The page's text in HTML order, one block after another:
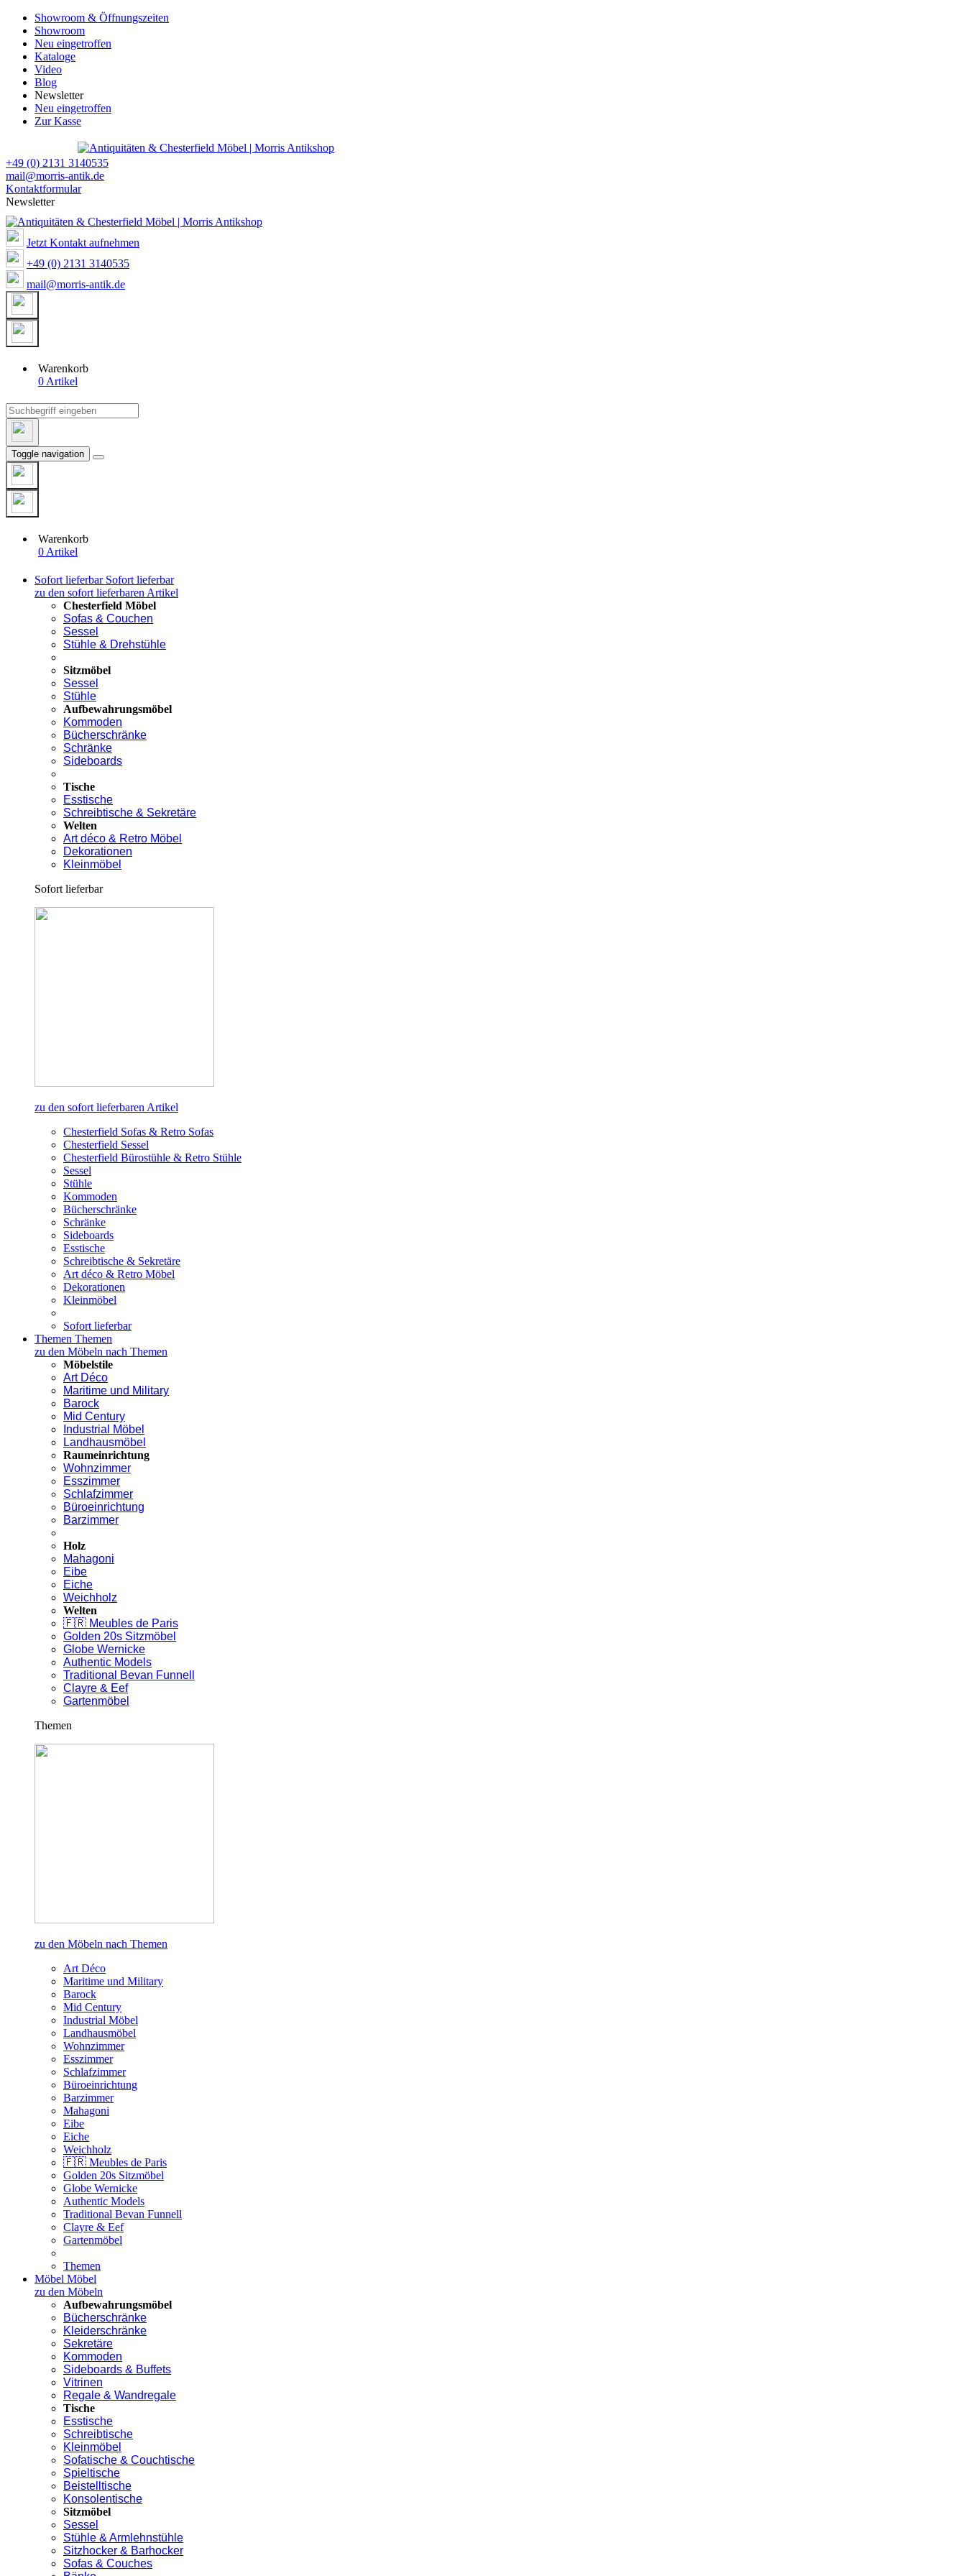
Showroom & Öffnungszeiten
Showroom
Neu eingetroffen
Kataloge
Video
Blog
Newsletter
Neu eingetroffen
Zur Kasse
+49 (0) 2131 3140535
mail@morris-antik.de
Kontaktformular
Newsletter
Jetzt Kontakt aufnehmen
+49 (0) 2131 3140535
mail@morris-antik.de
Warenkorb
0 Artikel
Toggle navigation
Warenkorb
0 Artikel
Sofort lieferbar Sofort lieferbar
zu den sofort lieferbaren Artikel
Chesterfield Möbel
Sofas & Couchen
Sessel
Stühle & Drehstühle
Sitzmöbel
Sessel
Stühle
Aufbewahrungsmöbel
Kommoden
Bücherschränke
Schränke
Sideboards
Tische
Esstische
Schreibtische & Sekretäre
Welten
Art déco & Retro Möbel
Dekorationen
Kleinmöbel
Sofort lieferbar
zu den sofort lieferbaren Artikel
Chesterfield Sofas & Retro Sofas
Chesterfield Sessel
Chesterfield Bürostühle & Retro Stühle
Sessel
Stühle
Kommoden
Bücherschränke
Schränke
Sideboards
Esstische
Schreibtische & Sekretäre
Art déco & Retro Möbel
Dekorationen
Kleinmöbel
Sofort lieferbar
Themen Themen
zu den Möbeln nach Themen
Möbelstile
Art Déco
Maritime und Military
Barock
Mid Century
Industrial Möbel
Landhausmöbel
Raumeinrichtung
Wohnzimmer
Esszimmer
Schlafzimmer
Büroeinrichtung
Barzimmer
Holz
Mahagoni
Eibe
Eiche
Weichholz
Welten
🇫🇷 Meubles de Paris
Golden 20s Sitzmöbel
Globe Wernicke
Authentic Models
Traditional Bevan Funnell
Clayre & Eef
Gartenmöbel
Themen
zu den Möbeln nach Themen
Art Déco
Maritime und Military
Barock
Mid Century
Industrial Möbel
Landhausmöbel
Wohnzimmer
Esszimmer
Schlafzimmer
Büroeinrichtung
Barzimmer
Mahagoni
Eibe
Eiche
Weichholz
🇫🇷 Meubles de Paris
Golden 20s Sitzmöbel
Globe Wernicke
Authentic Models
Traditional Bevan Funnell
Clayre & Eef
Gartenmöbel
Themen
Möbel Möbel
zu den Möbeln
Aufbewahrungsmöbel
Bücherschränke
Kleiderschränke
Sekretäre
Kommoden
Sideboards & Buffets
Vitrinen
Regale & Wandregale
Tische
Esstische
Schreibtische
Kleinmöbel
Sofatische & Couchtische
Spieltische
Beistelltische
Konsolentische
Sitzmöbel
Sessel
Stühle & Armlehnstühle
Sitzhocker & Barhocker
Sofas & Couches